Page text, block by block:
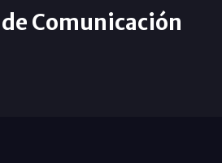
Comunicación